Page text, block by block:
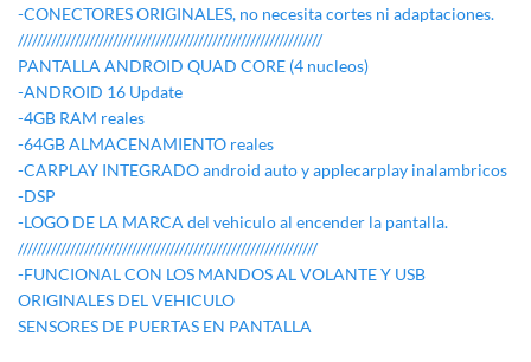
-CONECTORES ORIGINALES, no necesita cortes ni adaptaciones.
////////////////////////////////////////////////////////////////
PANTALLA ANDROID QUAD CORE (4 nucleos)
-ANDROID 16 Update
-4GB RAM reales
-64GB ALMACENAMIENTO reales
-CARPLAY INTEGRADO android auto y applecarplay inalambricos
-DSP
-LOGO DE LA MARCA del vehiculo al encender la pantalla.
///////////////////////////////////////////////////////////////
-FUNCIONAL CON LOS MANDOS AL VOLANTE Y USB
ORIGINALES DEL VEHICULO
SENSORES DE PUERTAS EN PANTALLA